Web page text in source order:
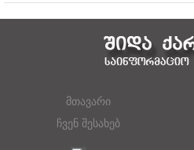
მთავარი
ჩვენ შესახებ